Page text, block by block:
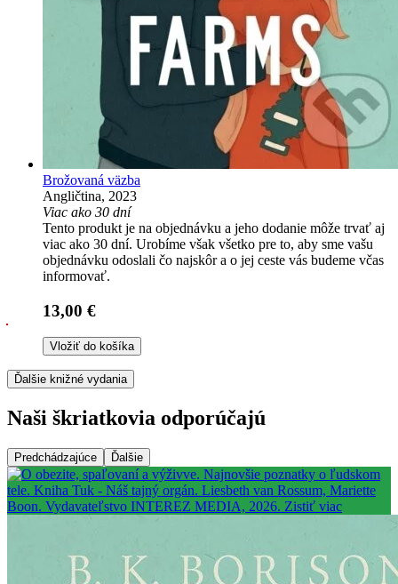
Brožovaná väzba
Angličtina, 2023
Viac ako 30 dní
Tento produkt je na objednávku a jeho dodanie môže trvať aj
viac ako 30 dní. Urobíme však všetko pre to, aby sme vašu
objednávku odoslali čo najskôr a o jej ceste vás budeme včas
informovať.
13,00 €
Vložiť do košíka
Ďalšie knižné vydania
Naši škriatkovia odporúčajú
Predchádzajúce Ďalšie